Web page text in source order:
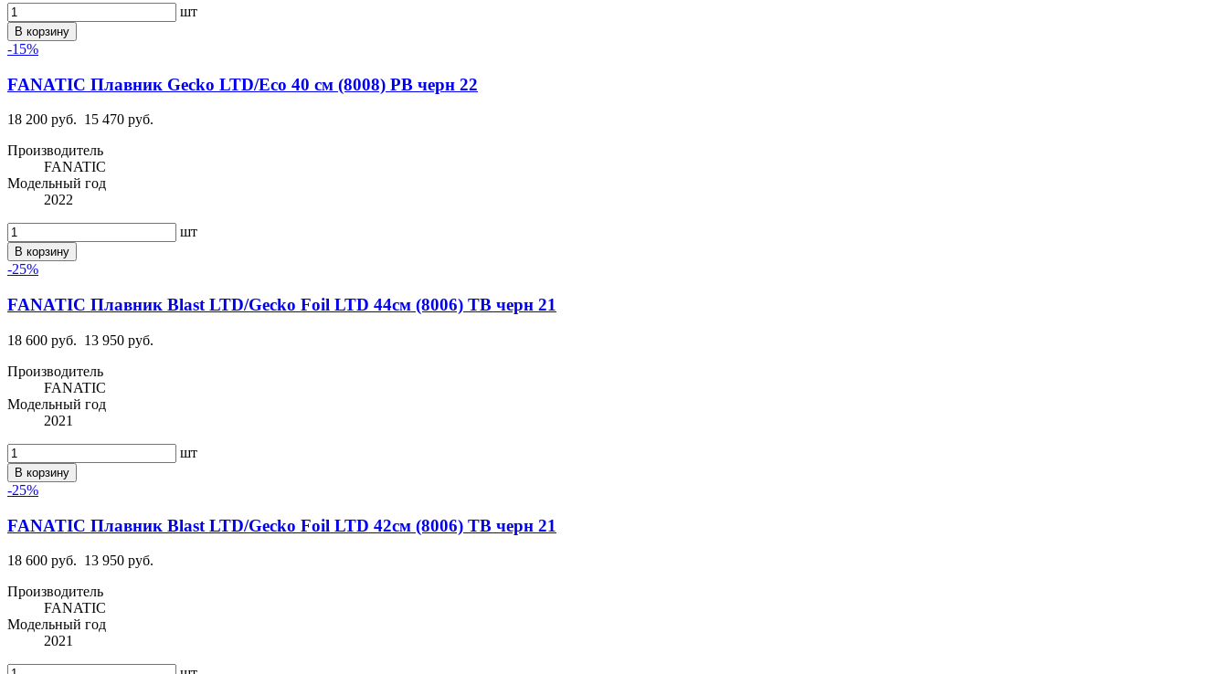
шт
В корзину
-15%
FANATIC Плавник Gecko LTD/Eco 40 см (8008) PB черн 22
18 200 руб. 15 470 руб.
Производитель
FANATIC
Модельный год
2022
шт
В корзину
-25%
FANATIC Плавник Blast LTD/Gecko Foil LTD 44см (8006) TB черн 21
18 600 руб. 13 950 руб.
Производитель
FANATIC
Модельный год
2021
шт
В корзину
-25%
FANATIC Плавник Blast LTD/Gecko Foil LTD 42см (8006) TB черн 21
18 600 руб. 13 950 руб.
Производитель
FANATIC
Модельный год
2021